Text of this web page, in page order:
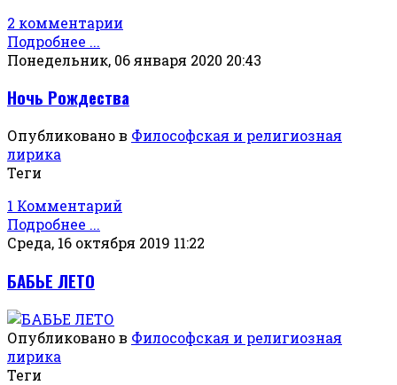
2 комментарии
Подробнее ...
Понедельник, 06 января 2020 20:43
Ночь Рождества
Опубликовано в Философская и религиозная
лирика
Теги
1 Комментарий
Подробнее ...
Среда, 16 октября 2019 11:22
БАБЬЕ ЛЕТО
Опубликовано в Философская и религиозная
лирика
Теги